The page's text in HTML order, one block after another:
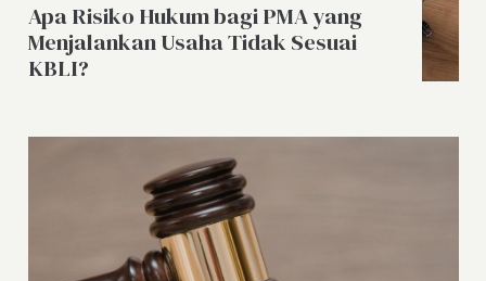
Apa Risiko Hukum bagi PMA yang
Menjalankan Usaha Tidak Sesuai
KBLI?